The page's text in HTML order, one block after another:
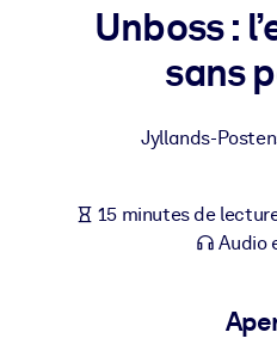
Intégrez des connaissances
Pour bibliothèques
Pour les systèmes d’IA
Unboss :
sans
Jyllands-
15 minutes de
Audio